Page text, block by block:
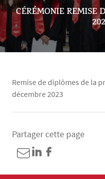
CÉRÉMONIE REMISE
Remise de diplômes de la
décembre 2023
Partager cette page